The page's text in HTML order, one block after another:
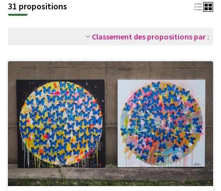
31 propositions
Classement des propositions par :